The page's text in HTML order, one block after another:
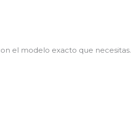
el modelo exacto que necesitas.